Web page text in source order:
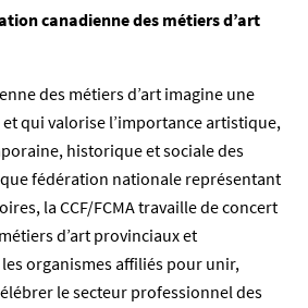
canadienne des métiers d’art
des métiers d’art imagine une
qui valorise l’importance artistique,
historique et sociale des
que fédération nationale représentant
la CCF/FCMA travaille de concert
d’art provinciaux et
organismes affiliés pour unir,
le secteur professionnel des